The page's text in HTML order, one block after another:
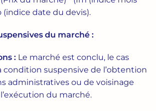
(indice date du devis).
du marché :
: Le marché est conclu, le cas
condition suspensive de l’obtention
administratives ou de voisinage
du marché.